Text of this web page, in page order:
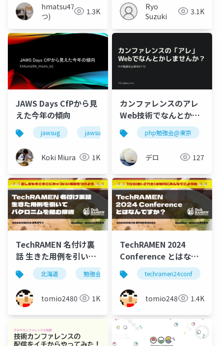
hmatsu47(ま
つ)
1.3K
Ryo
Suzuki
3.1K
JAWS Days CfPから見
えた今年の傾向
jawsug jawsug_nagoya
Koki Miura 1K
カンファレンスのアレ
Web技術でなんとかし
ませんかphp勉強会@東京
デロ 127
TechRAMEN 名付け裏
話 生きた用例を引いて
バクロニムを組む技術
北海道 勉強会 旭川 江別 えびて
tomio2480 1K
TechRAMEN 2024
Conference とはなん
ですか？
#techramen24conf
techramen24conf
tomio2480 1.4K